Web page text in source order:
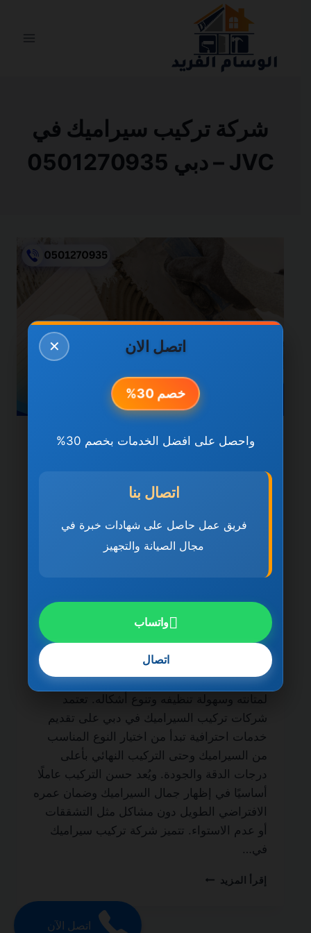
شركة تركيب سيراميك في
JVC – دبي 0501270935
خدمات دبي
شركة تركيب سيراميك في
مدى الحياة
سيراميك في دبي 0501270935 ضمان مدى
الحياة من أهم الجهات المتخصصة في أعمال
التشطيب الداخلي والخارجي، حيث يُعتبر
السيراميك من أكثر الخامات استخدامًا في
المنازل والفلل والشقق والمباني التجارية نظرًا
لمتانته وسهولة تنظيفه وتنوع أشكاله. تعتمد
شركات تركيب السيراميك في دبي على تقديم
خدمات احترافية تبدأ من اختيار النوع المناسب
من السيراميك وحتى التركيب النهائي بأعلى
درجات الدقة والجودة. ويُعد حسن التركيب عاملًا
أساسيًا في إظهار جمال السيراميك وضمان عمره
الافتراضي الطويل دون مشاكل مثل التشققات
أو عدم الاستواء. تتميز شركة تركيب سيراميك
في…
إقرأ المزيد شركة
اتصل الآن
✕ اتصل الان
خصم 30%
واحصل على افضل الخدمات بخصم 30%
اتصال بنا
فريق عمل حاصل على شهادات خبرة في
مجال الصيانة والتجهيز
واتساب
اتصال